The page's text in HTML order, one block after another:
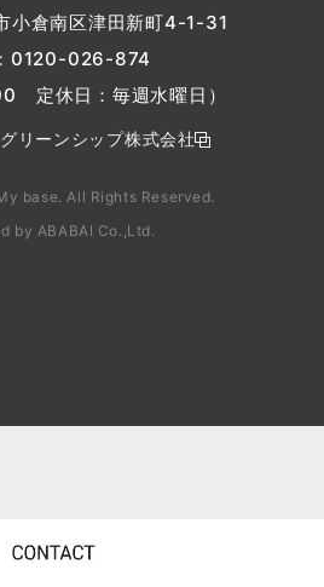
小倉南区津田新町4-1-31
0120-026-874
定休日：毎週水曜日）
グリーンシップ株式会社
base. All Rights Reserved.
by ABABAI Co.,Ltd.